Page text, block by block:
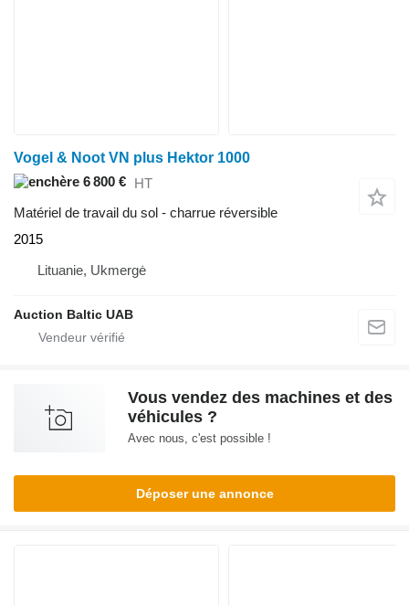
Vogel & Noot VN plus Hektor 1000
6 800 € HT
Matériel de travail du sol - charrue réversible
2015
Lituanie, Ukmergė
Auction Baltic UAB
Vous vendez des machines et des
véhicules ?
Avec nous, c'est possible !
Déposer une annonce